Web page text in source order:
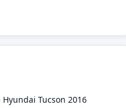
Tucson 2016